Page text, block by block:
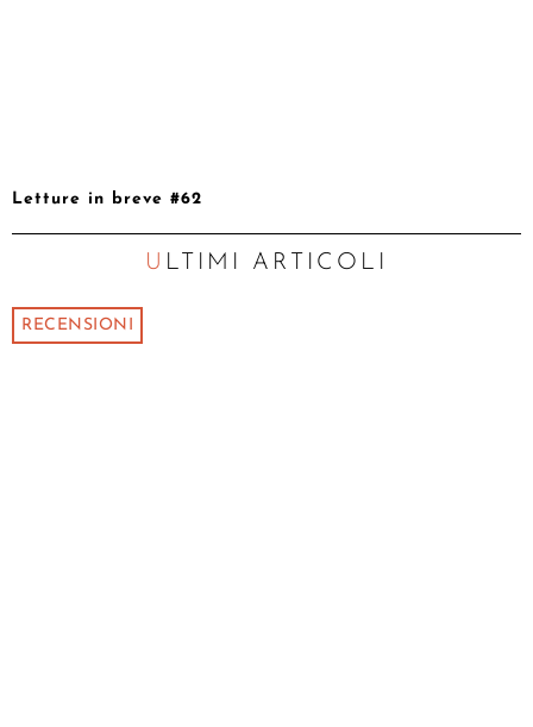
Letture in breve #62
ULTIMI ARTICOLI
RECENSIONI